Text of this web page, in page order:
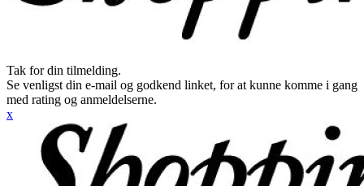
Tak for din tilmelding.
Se venligst din e-mail og godkend linket, for at kunne komme i gang
med rating og anmeldelserne.
x